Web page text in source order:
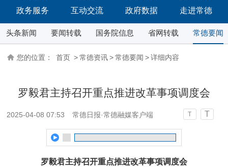
政务服务
互动交流 政府数据 走进常德
头条新闻 要闻转载 国务院信息 省网转载 常德要闻
您的位置： 首页 > 常德资讯 > 常德要闻 > 详细内容
罗毅君主持召开重点推进改革事项调度会
2025-04-08 07:53 常德日报·常德融媒客户端 T T
罗毅君主持召开重点推进改革事项调度会